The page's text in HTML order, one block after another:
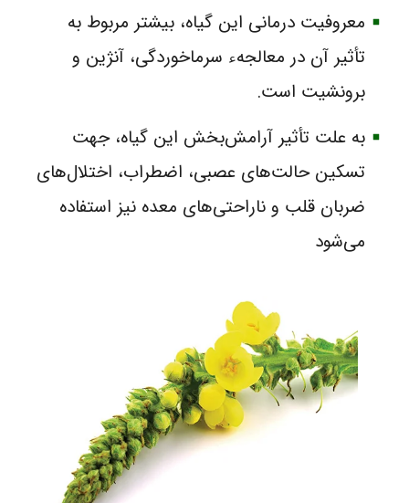
معروفیت درمانی این گیاه، بیشتر مربوط به
تأثیر آن در معالجهء سرماخوردگی، آنژین و
برونشیت است.
به علت تأثیر آرامش‌بخش این گیاه، جهت
تسکین حالت‌های عصبی، اضطراب، اختلال‌های
ضربان قلب و ناراحتی‌های معده نیز استفاده
می‌شود